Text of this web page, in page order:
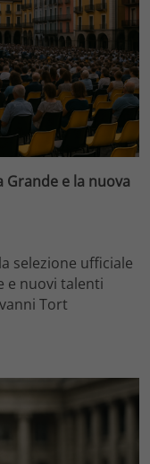
Grande e la nuova
selezione ufficiale
e nuovi talenti
Tort